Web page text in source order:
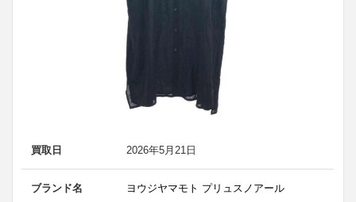
買取日 2026年5月21日
ブランド名 ヨウジヤマモト プリュスノアール